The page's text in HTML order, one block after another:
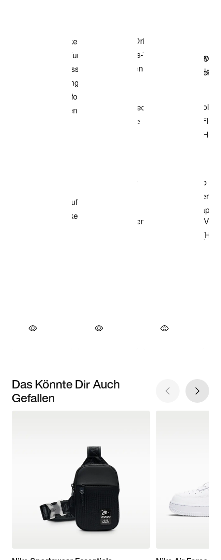
Das Könnte Dir Auch
Gefallen